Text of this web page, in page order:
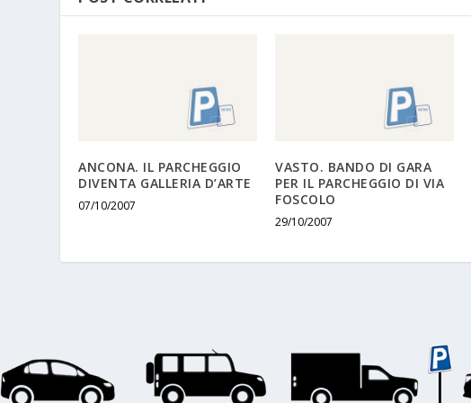
ANCONA. IL PARCHEGGIO
DIVENTA GALLERIA D’ARTE
07/10/2007
VASTO. BANDO DI GARA
PER IL PARCHEGGIO DI VIA
FOSCOLO
29/10/2007